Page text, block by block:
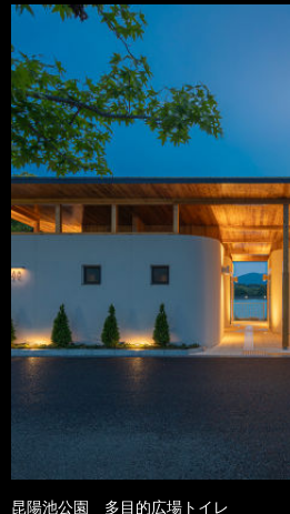
昆陽池公園 多目的広場トイレ